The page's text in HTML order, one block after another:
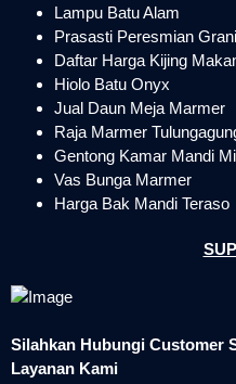
Lampu Batu Alam
Prasasti Peresmian
Daftar Harga Kijing
Hiolo Batu Onyx
Jual Daun Meja Marmer
Raja Marmer
Gentong Kamar Mandi
Vas Bunga Marmer
Harga Bak Mandi Teraso
Silahkan Hubungi Customer
Layanan Kami